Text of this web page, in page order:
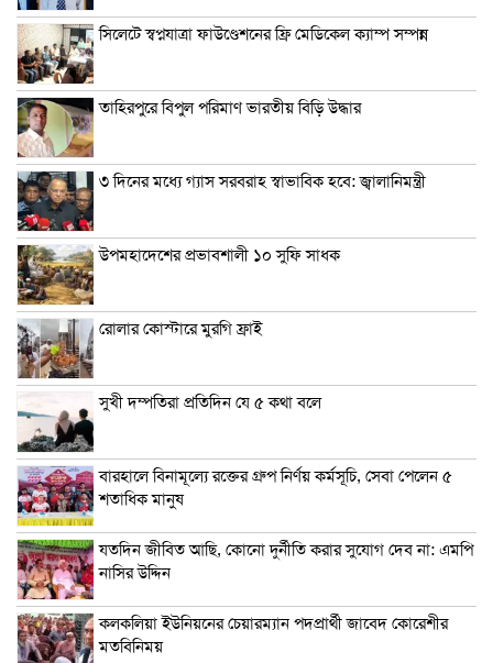
সিলেটে স্বপ্নযাত্রা ফাউণ্ডেশনের ফ্রি মেডিকেল ক্যাম্প সম্পন্ন
তাহিরপুরে বিপুল পরিমাণ ভারতীয় বিড়ি উদ্ধার
৩ দিনের মধ্যে গ্যাস সরবরাহ স্বাভাবিক হবে: জ্বালানিমন্ত্রী
উপমহাদেশের প্রভাবশালী ১০ সুফি সাধক
রোলার কোস্টারে মুরগি ফ্রাই
সুখী দম্পতিরা প্রতিদিন যে ৫ কথা বলে
বারহালে বিনামূল্যে রক্তের গ্রুপ নির্ণয় কর্মসূচি, সেবা পেলেন ৫
শতাধিক মানুষ
যতদিন জীবিত আছি, কোনো দুর্নীতি করার সুযোগ দেব না: এমপি
নাসির উদ্দিন
কলকলিয়া ইউনিয়নের চেয়ারম্যান পদপ্রার্থী জাবেদ কোরেশীর
মতবিনিময়